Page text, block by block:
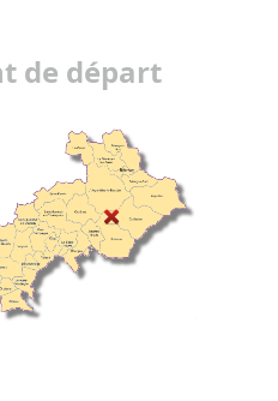
de départ